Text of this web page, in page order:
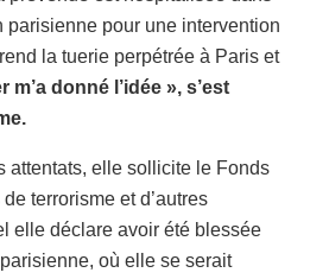
pour une intervention
la tuerie perpétrée à Paris et
m’a donné l’idée », s’est
attentats, elle sollicite le Fonds
terrorisme et d’autres
elle déclare avoir été blessée
où elle se serait